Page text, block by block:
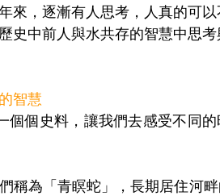
來，逐漸有人思考，人真的可
史中前人與水共存的智慧中思
智慧
個個史料，讓我們去感受不同
稱為「青瞑蛇」，長期居住河